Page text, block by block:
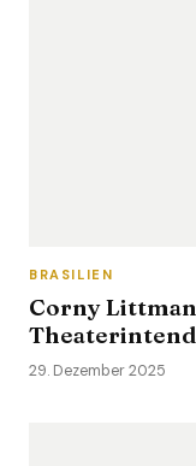
BRASILIEN
Corny
29. Dezember 2025